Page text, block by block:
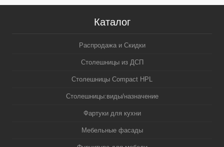
Каталог
Распродажа и Скидки
Столешницы из ДСП
Столешницы Compact HPL
Столешницы:виды/назначение
Фартуки для кухни
Мебельные фасады